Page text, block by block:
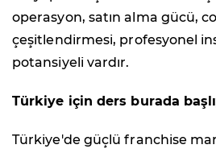
operasyon, satın alma gücü,
çeşitlendirmesi, profesyonel
potansiyeli vardır.
Türkiye için ders burada
Türkiye'de güçlü franchise